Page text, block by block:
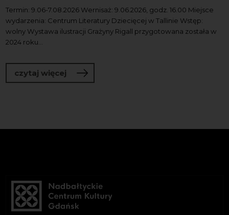
Termin: 9.06-7.08.2026 Wernisaż: 9.06.2026, godz. 16.00 Miejsce
wydarzenia: Centrum Literatury Dziecięcej w Tallinie Wstęp:
wolny Wystawa ilustracji Grażyny Rigall przygotowana została w
2024 roku...
czytaj więcej o Wystawa „Czasem smutki, czasem